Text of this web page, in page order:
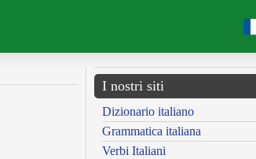
I nostri siti
Dizionario italiano
Grammatica italiana
Verbi Italiani